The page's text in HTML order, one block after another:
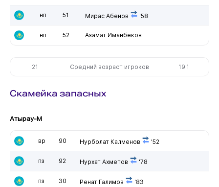
нп 51 Мирас Абенов '58
нп 52 Азамат Иманбеков
21 Средний возраст игроков 19.1
Скамейка запасных
Атырау-М
вр 90 Нурболат Калменов '52
пз 92 Нурхат Ахметов '78
пз 30 Ренат Галимов '83